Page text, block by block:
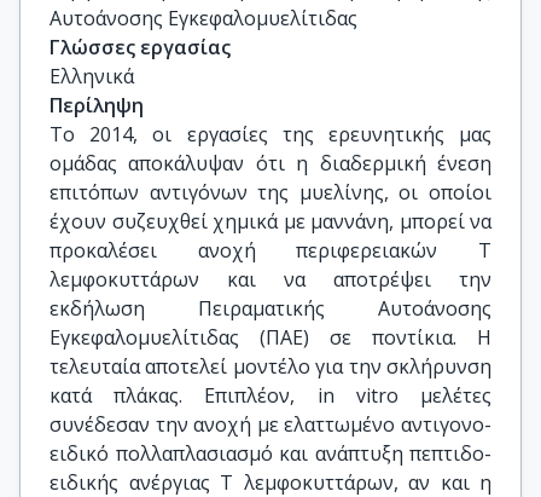
Αυτοάνοσης Εγκεφαλομυελίτιδας
Γλώσσες εργασίας
Ελληνικά
Περίληψη
To 2014, οι εργασίες της ερευνητικής μας
ομάδας αποκάλυψαν ότι η διαδερμική ένεση
επιτόπων αντιγόνων της μυελίνης, οι οποίοι
έχουν συζευχθεί χημικά με μαννάνη, μπορεί να
προκαλέσει ανοχή περιφερειακών Τ
λεμφοκυττάρων και να αποτρέψει την
εκδήλωση Πειραματικής Αυτοάνοσης
Εγκεφαλομυελίτιδας (ΠΑΕ) σε ποντίκια. Η
τελευταία αποτελεί μοντέλο για την σκλήρυνση
κατά πλάκας. Επιπλέον, in vitro μελέτες
συνέδεσαν την ανοχή με ελαττωμένο αντιγονο-
ειδικό πολλαπλασιασμό και ανάπτυξη πεπτιδο-
ειδικής ανέργιας Τ λεμφοκυττάρων, αν και η